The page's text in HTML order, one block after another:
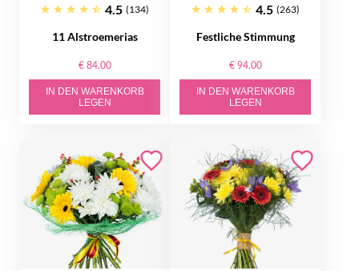
4.5 (134)
11 Alstroemerias
€ 84.00
IN DEN WARENKORB
LEGEN
4.5 (263)
Festliche Stimmung
€ 94.00
IN DEN WARENKORB
LEGEN